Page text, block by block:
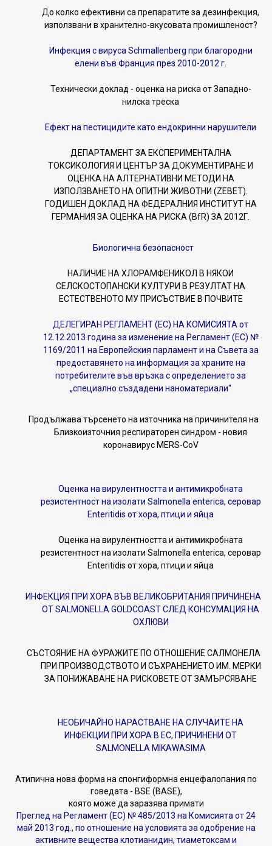
До колко ефективни са препаратите за дезинфекция,
използвани в хранително-вкусовата промишленост?
Инфекция с вируса Schmallenberg при благородни
елени във Франция през 2010-2012 г.
Технически доклад - оценка на риска от Западно-
нилска треска
Ефект на пестицидите като ендокринни нарушители
ДЕПАРТАМЕНТ ЗА ЕКСПЕРИМЕНТАЛНА
ТОКСИКОЛОГИЯ И ЦЕНТЪР ЗА ДОКУМЕНТИРАНЕ И
ОЦЕНКА НА АЛТЕРНАТИВНИ МЕТОДИ НА
ИЗПОЛЗВАНЕТО НА ОПИТНИ ЖИВОТНИ (ZEBET).
ГОДИШЕН ДОКЛАД НА ФЕДЕРАЛНИЯ ИНСТИТУТ НА
ГЕРМАНИЯ ЗА ОЦЕНКА НА РИСКА (BfR) ЗА 2012Г.
Биологична безопасност
НАЛИЧИЕ НА ХЛОРАМФЕНИКОЛ В НЯКОИ
СЕЛСКОСТОПАНСКИ КУЛТУРИ В РЕЗУЛТАТ НА
ЕСТЕСТВЕНОТО МУ ПРИСЪСТВИЕ В ПОЧВИТЕ
ДЕЛЕГИРАН РЕГЛАМЕНТ (ЕС) НА КОМИСИЯТА от
12.12.2013 година за изменение на Регламент (ЕС) №
1169/2011 на Европейския парламент и на Съвета за
предоставянето на информация за храните на
потребителите във връзка с определението за
„специално създадени наноматериали“
Продължава търсенето на източника на причинителя на
Близкоизточния респираторен синдром - новия
коронавирус MERS-CoV
Оценка на вирулентността и антимикробната
резистентност на изолати Salmonella enterica, серовар
Enteritidis от хора, птици и яйца
Оценка на вирулентността и антимикробната
резистентност на изолати Salmonella enterica, серовар
Enteritidis от хора, птици и яйца
ИНФЕКЦИЯ ПРИ ХОРА ВЪВ ВЕЛИКОБРИТАНИЯ ПРИЧИНЕНА
ОТ SALMONELLA GOLDCOAST СЛЕД КОНСУМАЦИЯ НА
ОХЛЮВИ
СЪСТОЯНИЕ НА ФУРАЖИТЕ ПО ОТНОШЕНИЕ САЛМОНЕЛА
ПРИ ПРОИЗВОДСТВОТО И СЪХРАНЕНИЕТО ИМ. МЕРКИ
ЗА ПОНИЖАВАНЕ НА РИСКОВЕТЕ ОТ ЗАМЪРСЯВАНЕ
НЕОБИЧАЙНО НАРАСТВАНЕ НА СЛУЧАИТЕ НА
ИНФЕКЦИИ ПРИ ХОРА В ЕС, ПРИЧИНЕНИ ОТ
SALMONELLA MIKAWASIMA
Атипична нова форма на спонгиформна енцефалопания по
говедата - BSE (BASE),
която може да заразява примати
Преглед на Регламент (ЕС) № 485/2013 на Комисията от 24
май 2013 год., по отношение на условията за одобрение на
активните вещества клотианидин, тиаметоксам и